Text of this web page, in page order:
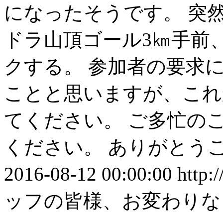
になったそうです。 突
ドラ山頂ゴール3㎞手
クする。 参加者の要求
ことと思いますが、こ
てください。 ご多忙の
ください。 ありがと
2016-08-12 00:00:00
ッフの皆様、お変わり